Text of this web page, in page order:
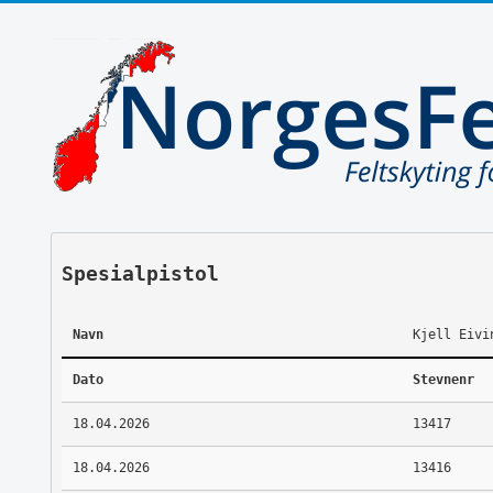
Spesialpistol
Navn Kjell
Dato Stevnenr
18.04.2026 13417
18.04.2026 13416